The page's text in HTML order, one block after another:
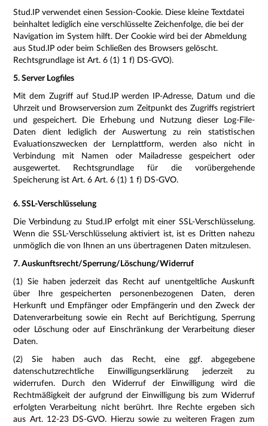
Stud.IP verwendet einen Session-Cookie. Diese kleine Textdatei
beinhaltet lediglich eine verschlüsselte Zeichenfolge, die bei der
Navigation im System hilft. Der Cookie wird bei der Abmeldung
aus Stud.IP oder beim Schließen des Browsers gelöscht.
Rechtsgrundlage ist Art. 6 (1) 1 f) DS-GVO).
5. Server Logfiles
Mit dem Zugriff auf Stud.IP werden IP-Adresse, Datum und die
Uhrzeit und Browserversion zum Zeitpunkt des Zugriffs registriert
und gespeichert. Die Erhebung und Nutzung dieser Log-File-
Daten dient lediglich der Auswertung zu rein statistischen
Evaluationszwecken der Lernplattform, werden also nicht in
Verbindung mit Namen oder Mailadresse gespeichert oder
ausgewertet. Rechtsgrundlage für die vorübergehende
Speicherung ist Art. 6 Art. 6 (1) 1 f) DS-GVO.
6. SSL-Verschlüsselung
Die Verbindung zu Stud.IP erfolgt mit einer SSL-Verschlüsselung.
Wenn die SSL-Verschlüsselung aktiviert ist, ist es Dritten nahezu
unmöglich die von Ihnen an uns übertragenen Daten mitzulesen.
7. Auskunftsrecht/Sperrung/Löschung/Widerruf
(1) Sie haben jederzeit das Recht auf unentgeltliche Auskunft
über Ihre gespeicherten personenbezogenen Daten, deren
Herkunft und Empfänger oder Empfängerin und den Zweck der
Datenverarbeitung sowie ein Recht auf Berichtigung, Sperrung
oder Löschung oder auf Einschränkung der Verarbeitung dieser
Daten.
(2) Sie haben auch das Recht, eine ggf. abgegebene
datenschutzrechtliche Einwilligungserklärung jederzeit zu
widerrufen. Durch den Widerruf der Einwilligung wird die
Rechtmäßigkeit der aufgrund der Einwilligung bis zum Widerruf
erfolgten Verarbeitung nicht berührt. Ihre Rechte ergeben sich
aus Art. 12-23 DS-GVO. Hierzu sowie zu weiteren Fragen zum